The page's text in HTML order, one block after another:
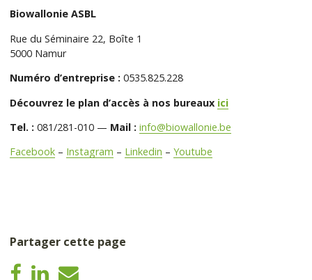
Biowallonie ASBL
Rue du Séminaire 22, Boîte 1
5000 Namur
Numéro d’entreprise : 0535.825.228
Découvrez le plan d’accès à nos bureaux ici
Tel. : 081/281-010 — Mail : info@biowallonie.be
Facebook – Instagram – Linkedin –Youtube
Partager cette page